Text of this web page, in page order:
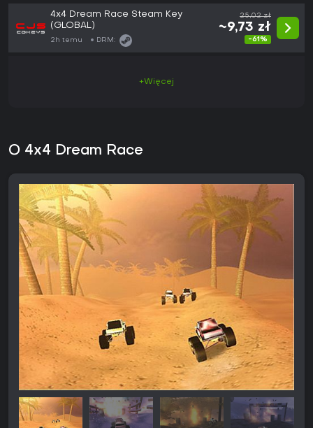
4x4 Dream Race Steam Key
(GLOBAL)
2h temu DRM:
25,02 zł
~9,73 zł
-61%
+Więcej
O 4x4 Dream Race